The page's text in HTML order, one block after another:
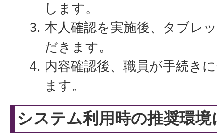
します。
本人確認を実施後、タブレ
だきます。
内容確認後、職員が手続き
ます。
システム利用時の推奨環